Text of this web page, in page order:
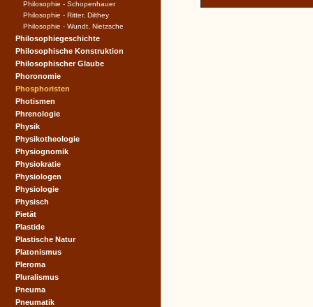
Philosophie - Schopenhauer
Philosophie - Ritter, Dilthey
Philosophie - Wundt, Nietzsche
Philosophiegeschichte
Philosophische Konstruktion
Philosophischer Glaube
Phoronomie
Phosphoristen
Photismen
Phrenologie
Physik
Physikotheologie
Physiognomik
Physiokratie
Physiologen
Physiologie
Physisch
Pietät
Plastide
Plastische Natur
Platonismus
Pleroma
Pluralismus
Pneuma
Pneumatik